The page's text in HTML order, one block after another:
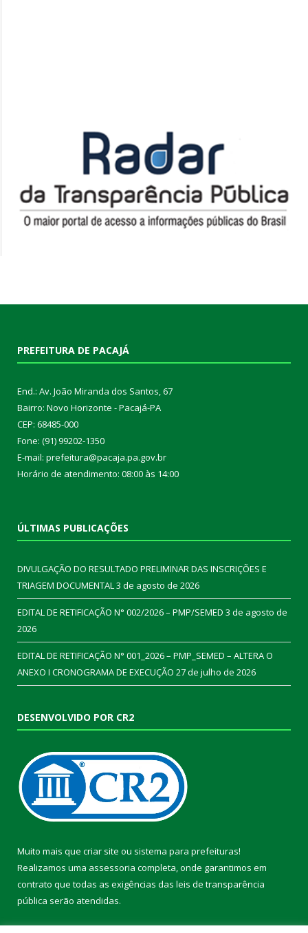
PREFEITURA DE PACAJÁ
End.: Av. João Miranda dos Santos, 67
Bairro: Novo Horizonte - Pacajá-PA
CEP: 68485-000
Fone: (91) 99202-1350
E-mail: prefeitura@pacaja.pa.gov.br
Horário de atendimento: 08:00 às 14:00
ÚLTIMAS PUBLICAÇÕES
DIVULGAÇÃO DO RESULTADO PRELIMINAR DAS INSCRIÇÕES E
TRIAGEM DOCUMENTAL3 de agosto de 2026
EDITAL DE RETIFICAÇÃO N° 002/2026 – PMP/SEMED 3 de agosto de
2026
EDITAL DE RETIFICAÇÃO N° 001_2026 – PMP_SEMED – ALTERA O
ANEXO I CRONOGRAMA DE EXECUÇÃO 27 de julho de 2026
DESENVOLVIDO POR CR2
Muito mais que criar site ou sistema para prefeituras!
Realizamos uma assessoria completa, onde garantimos em
contrato que todas as exigências das leis de transparência
pública serão atendidas.